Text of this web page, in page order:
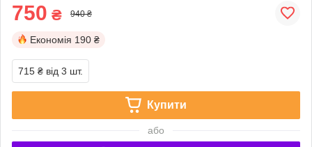
750 ₴ 940 ₴
Економія 190 ₴
715 ₴ від 3 шт.
Купити
або